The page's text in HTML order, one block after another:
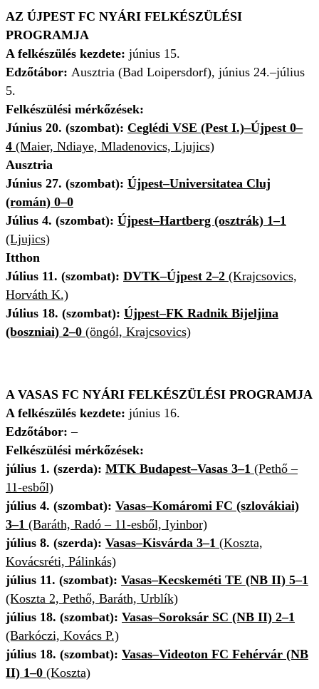
AZ ÚJPEST FC NYÁRI FELKÉSZÜLÉSI
PROGRAMJA
A felkészülés kezdete: június 15.
Edzőtábor: Ausztria (Bad Loipersdorf), június 24.–július
5.
Felkészülési mérkőzések:
Június 20. (szombat): Ceglédi VSE (Pest I.)–Újpest 0–
4 (Maier, Ndiaye, Mladenovics, Ljujics)
Ausztria
Június 27. (szombat): Újpest–Universitatea Cluj
(román) 0–0
Július 4. (szombat): Újpest–Hartberg (osztrák) 1–1
(Ljujics)
Itthon
Július 11. (szombat): DVTK–Újpest 2–2 (Krajcsovics,
Horváth K.)
Július 18. (szombat): Újpest–FK Radnik Bijeljina
(boszniai) 2–0 (öngól, Krajcsovics)
A VASAS FC NYÁRI FELKÉSZÜLÉSI PROGRAMJA
A felkészülés kezdete: június 16.
Edzőtábor: –
Felkészülési mérkőzések:
július 1. (szerda): MTK Budapest–Vasas 3–1 (Pethő –
11-esből)
július 4. (szombat): Vasas–Komáromi FC (szlovákiai)
3–1 (Baráth, Radó – 11-esből, Iyinbor)
július 8. (szerda): Vasas–Kisvárda 3–1 (Koszta,
Kovácsréti, Pálinkás)
július 11. (szombat): Vasas–Kecskeméti TE (NB II) 5–1
(Koszta 2, Pethő, Baráth, Urblík)
július 18. (szombat): Vasas–Soroksár SC (NB II) 2–1
(Barkóczi, Kovács P.)
július 18. (szombat): Vasas–Videoton FC Fehérvár (NB
II) 1–0 (Koszta)